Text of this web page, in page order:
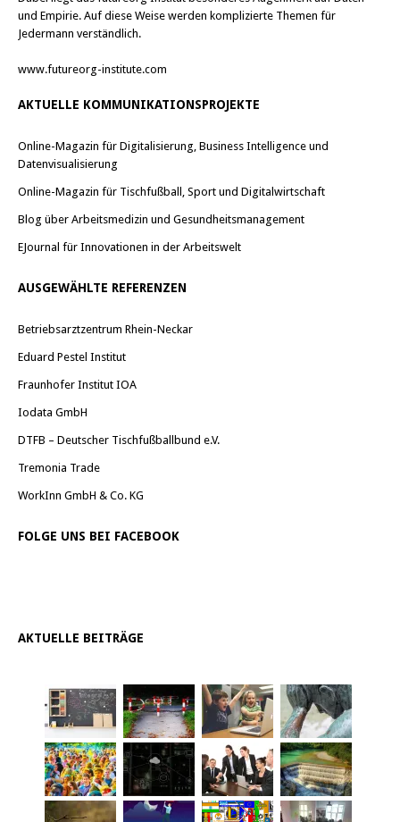
und Empirie. Auf diese Weise werden komplizierte Themen für
Jedermann verständlich.
www.futureorg-institute.com
AKTUELLE KOMMUNIKATIONSPROJEKTE
Online-Magazin für Digitalisierung, Business Intelligence und
Datenvisualisierung
Online-Magazin für Tischfußball, Sport und Digitalwirtschaft
Blog über Arbeitsmedizin und Gesundheitsmanagement
EJournal für Innovationen in der Arbeitswelt
AUSGEWÄHLTE REFERENZEN
Betriebsarztzentrum Rhein-Neckar
Eduard Pestel Institut
Fraunhofer Institut IOA
Iodata GmbH
DTFB – Deutscher Tischfußballbund e.V.
Tremonia Trade
WorkInn GmbH & Co. KG
FOLGE UNS BEI FACEBOOK
AKTUELLE BEITRÄGE